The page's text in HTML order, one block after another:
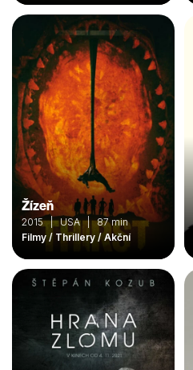
Žízeň
2015 | USA | 87 min
Filmy / Thrillery / Akční